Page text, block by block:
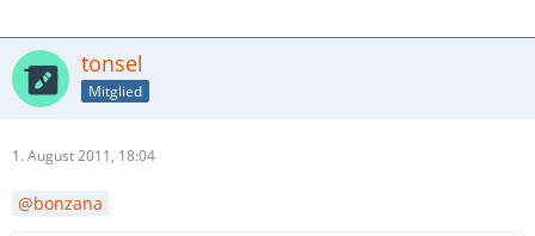
tonsel
Mitglied
1. August 2011, 18:04
bonzana